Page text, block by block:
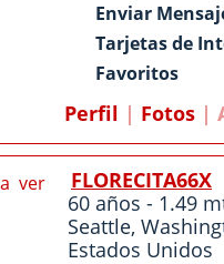
Enviar
Tarjetas de
Favoritos
Perfil | Fotos |
FLORECITA66X
60 años - 1.49
Seattle,
Estados Unidos